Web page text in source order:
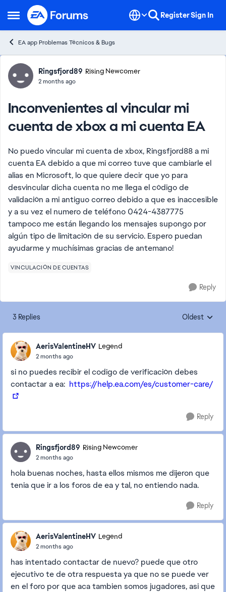
Open Side Menu
Skip to content RegisterSign In
EA app Problemas Técnicos & Bugs
Forum Discussion
Ringsfjord89 Rising Newcomer
2 months ago
Inconvenientes al vincular mi
cuenta de xbox a mi cuenta EA
No puedo vincular mi cuenta de xbox, Ringsfjord88 a mi
cuenta EA debido a que mi correo tuve que cambiarle el
alias en Microsoft, lo que quiere decir que yo para
desvincular dicha cuenta no me llega el código de
validación a mi antiguo correo debido a que es inaccesible
y a su vez el numero de teléfono 0424-4387775
tampoco me están llegando los mensajes supongo por
algún tipo de limitación de su servicio. Espero puedan
ayudarme y muchísimas gracias de antemano!
VINCULACIÓN DE CUENTAS
Reply
3 Replies Replies
Oldest
AerisValentineHV Legend
2 months ago
si no puedes recibir el codigo de verificación debes
contactar a ea: https://help.ea.com/es/customer-care/
Reply
Ringsfjord89 Rising Newcomer
2 months ago
hola buenas noches, hasta ellos mismos me dijeron que
tenia que ir a los foros de ea y tal, no entiendo nada.
Reply
AerisValentineHV Legend
2 months ago
has intentado contactar de nuevo? puede que otro
ejecutivo te de otra respuesta ya que no se puede ver
en el foro por que aca tambien somos jugadores, asi que